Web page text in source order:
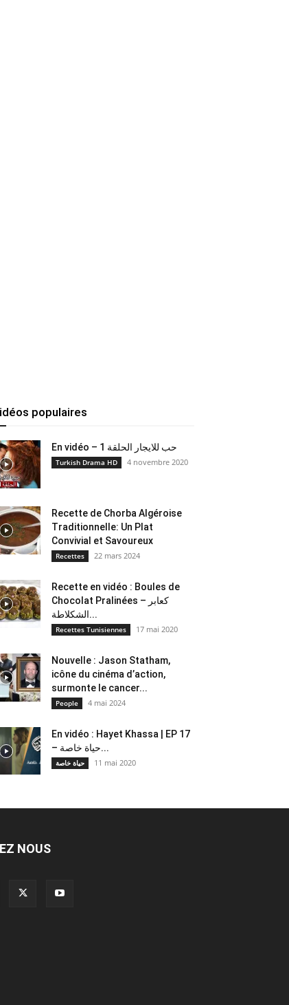
populaires
En vidéo – حب للايجار الحلقة 1
Turkish Drama HD 4 novembre 2020
Recette de Chorba Algéroise
Traditionnelle: Un Plat
Convivial et Savoureux
Recettes 22 mars 2024
Recette en vidéo : Boules de
Chocolat Pralinées – كعابر
الشكلاطة...
Recettes Tunisiennes 17 mai 2020
Nouvelle : Jason Statham,
icône du cinéma d’action,
surmonte le cancer...
People 4 mai 2024
En vidéo : Hayet Khassa | EP 17
– حياة خاصة...
حياة خاصة 11 mai 2020
NOUS